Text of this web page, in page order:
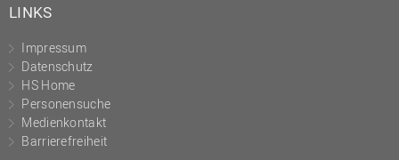
LINKS
Impressum
Datenschutz
HS Home
Personensuche
Medienkontakt
Barrierefreiheit